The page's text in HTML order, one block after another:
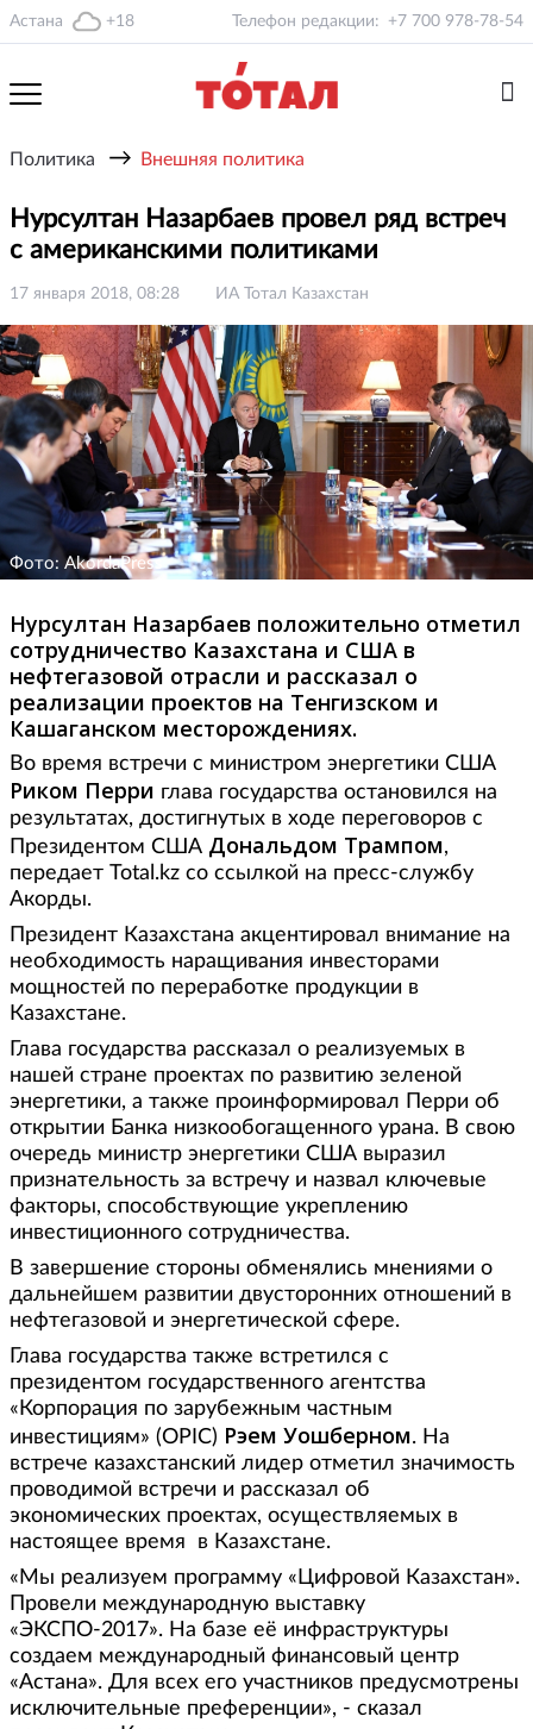
Астана +18 Телефон редакции: +7 700 978-78-54
Политика → Внешняя политика
Нурсултан Назарбаев провел ряд встреч
с американскими политиками
17 января 2018, 08:28 ИА Тотал Казахстан
Фото: AkordaPress
Нурсултан Назарбаев положительно отметил
сотрудничество Казахстана и США в
нефтегазовой отрасли и рассказал о
реализации проектов на Тенгизском и
Кашаганском месторождениях.
Во время встречи с министром энергетики США
Риком Перри глава государства остановился на
результатах, достигнутых в ходе переговоров с
Президентом США Дональдом Трампом,
передает Total.kz cо ссылкой на пресс-службу
Акорды.
Президент Казахстана акцентировал внимание на
необходимость наращивания инвесторами
мощностей по переработке продукции в
Казахстане.
Глава государства рассказал о реализуемых в
нашей стране проектах по развитию зеленой
энергетики, а также проинформировал Перри об
открытии Банка низкообогащенного урана. В свою
очередь министр энергетики США выразил
признательность за встречу и назвал ключевые
факторы, способствующие укреплению
инвестиционного сотрудничества.
В завершение стороны обменялись мнениями о
дальнейшем развитии двусторонних отношений в
нефтегазовой и энергетической сфере.
Глава государства также встретился с
президентом государственного агентства
«Корпорация по зарубежным частным
инвестициям» (OPIC) Рэем Уошберном. На
встрече казахстанский лидер отметил значимость
проводимой встречи и рассказал об
экономических проектах, осуществляемых в
настоящее время в Казахстане.
«Мы реализуем программу «Цифровой Казахстан».
Провели международную выставку
«ЭКСПО-2017». На базе её инфраструктуры
создаем международный финансовый центр
«Астана». Для всех его участников предусмотрены
исключительные преференции», - сказал